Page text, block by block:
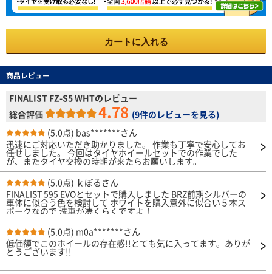
カートに入れる
商品レビュー
FINALIST FZ-S5 WHTのレビュー
総合評価
4.78 (9件のレビューを見る)
(5.0点) bas*******さん
迅速にご対応いただき助かりました。 作業も丁寧で安心してお
任せしました。 今回はタイヤホイールセットでの作業でした
が、またタイヤ交換の時期が来たらお願いします。
(5.0点) ｋぽるさん
FINALIST 595 EVOとセットで購入しました BRZ前期シルバーの
車体に似合う色を検討して ホワイトを購入意外に似合い５本ス
ポークなので 洗車が凄くらくですよ！
(5.0点) m0a*******さん
低価額でこのホイールの存在感!!とても気に入ってます。ありが
とうございます!!